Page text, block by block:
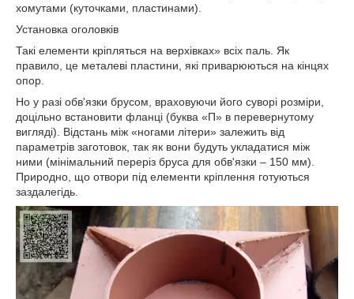
хомутами (куточками, пластинами).
Установка оголовків
Такі елементи кріпляться на верхівках» всіх паль. Як
правило, це металеві пластини, які приварюються на кінцях
опор.
Ho у разі обв'язки брусом, враховуючи його суворі розміри,
доцільно встановити фланці (буква «П» в перевернутому
вигляді). Відстань між «ногами літери» залежить від
параметрів заготовок, так як вони будуть укладатися між
ними (мінімальний переріз бруса для обв'язки – 150 мм).
Природно, що отвори під елементи кріплення готуються
заздалегідь.